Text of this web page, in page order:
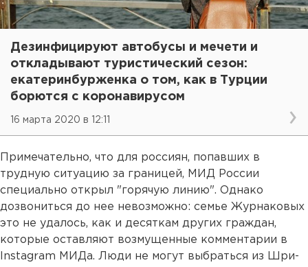
Дезинфицируют автобусы и мечети и
откладывают туристический сезон:
екатеринбурженка о том, как в Турции
борются с коронавирусом
16 марта 2020 в 12:11
Примечательно, что для россиян, попавших в
трудную ситуацию за границей, МИД России
специально открыл "горячую линию". Однако
дозвониться до нее невозможно: семье Журнаковых
это не удалось, как и десяткам других граждан,
которые оставляют возмущенные комментарии в
Instagram МИДа. Люди не могут выбраться из Шри-